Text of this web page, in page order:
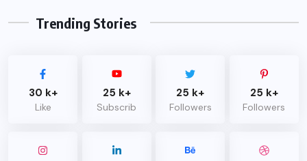
Trending Stories
30 k+
Like
25 k+
Subscrib
25 k+
Followers
25 k+
Followers